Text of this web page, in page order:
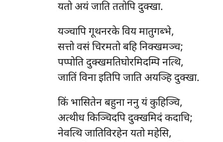
यतो अयं जाति ततोपि दुक्खा.
यञ्चापि गूथनरके विय मातुगब्भे,
सत्तो वसं चिरमतो बहि निक्खमञ्च;
पप्पोति दुक्खमतिघोरमिदम्पि नत्थि,
जातिं विना इतिपि जाति अयञ्हि दुक्खा.
किं भासितेन बहुना ननु यं कुहिञ्चि,
अत्थीध किञ्चिदपि दुक्खमिदं कदाचि;
नेवत्थि जातिविरहेन यतो महेसि,